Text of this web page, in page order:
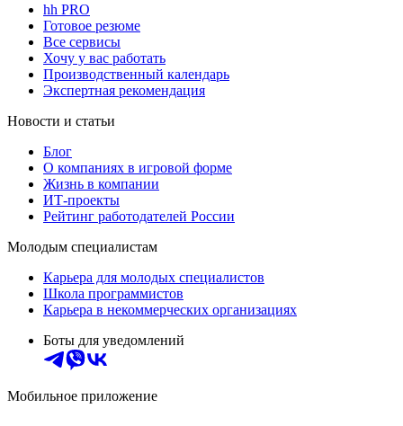
hh PRO
Готовое резюме
Все сервисы
Хочу у вас работать
Производственный календарь
Экспертная рекомендация
Новости и статьи
Блог
О компаниях в игровой форме
Жизнь в компании
ИТ-проекты
Рейтинг работодателей России
Молодым специалистам
Карьера для молодых специалистов
Школа программистов
Карьера в некоммерческих организациях
Боты для уведомлений
Мобильное приложение